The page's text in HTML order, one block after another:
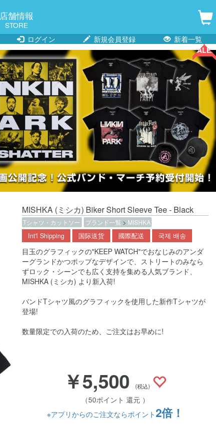
店舗情報
STORE
ログイン
新規会員登録 新着一覧
MISHKA (ミシカ) Biker Short Sleeve Tee - Black
Tシャツ・カットソー ブランド一覧 > MISHKA
Int'l Shipping 国际送货 國際配送 국제 배송
目玉のグラフィックの"KEEP WATCH"でおなじみのアンダ
ーグランドかつポップなデザインで、ストリートのみなら
ずロック・シーンでも広く支持を集める人気ブランド、
MISHKA (ミシカ) より新入荷!
バンドTシャツ風のグラフィックを使用した新作Tシャツが
登場!
数量限定での入荷のため、ご注文はお早めに!
￥5,500 (税込)
（50ポイント 還元 ）
※アプリからのご注文ならポイント2倍！
SALE!!
SALE!!
SALE!!
SALE!!
SALE!!
SALE!!
SALE!!
SALE!!
SALE!!
SALE!!